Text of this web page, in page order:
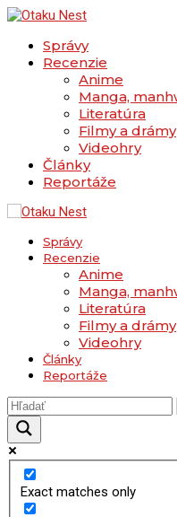
Správy
Recenzie
Anime
Manga,
Literatúra
Filmy a drámy
Videohry
Články
Reportáže
Správy
Recenzie
Anime
Manga,
Literatúra
Filmy a drámy
Videohry
Články
Reportáže
Exact matches only